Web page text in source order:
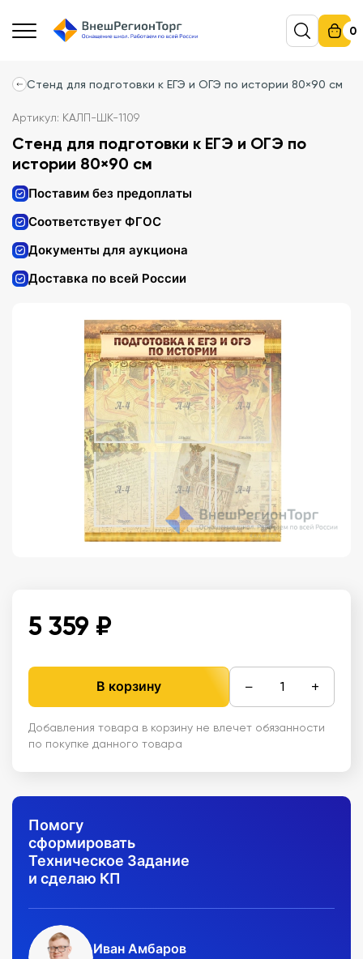
0
Стенд для подготовки к ЕГЭ и ОГЭ по истории 80×90 см
Артикул: КАЛП-ШК-1109
Стенд для подготовки к ЕГЭ и ОГЭ по
истории 80×90 см
Поставим без предоплаты
Соответствует ФГОС
Документы для аукциона
Доставка по всей России
5 359 ₽
В корзину − +
Добавления товара в корзину не влечет обязанности
по покупке данного товара
Помогу
сформировать
Техническое Задание
и сделаю КП
Иван Амбаров